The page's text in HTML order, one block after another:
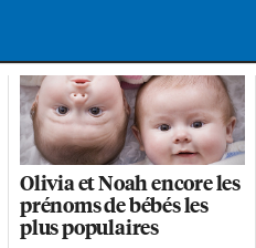
Olivia et Noah encore les
prénoms de bébés les
plus populaires